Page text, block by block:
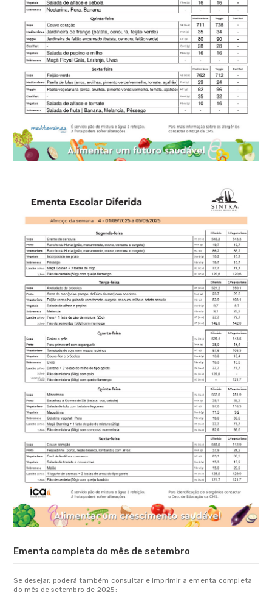
Ementa completa do mês de setembro
Se desejar, poderá também consultar e imprimir a ementa completa
do mês de setembro de 2025: